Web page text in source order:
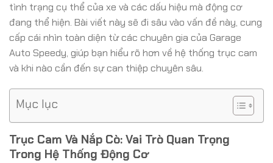
tình trạng cụ thể của xe và các dấu hiệu mà động cơ
đang thể hiện. Bài viết này sẽ đi sâu vào vấn đề này, cung
cấp cái nhìn toàn diện từ các chuyên gia của Garage
Auto Speedy, giúp bạn hiểu rõ hơn về hệ thống trục cam
và khi nào cần đến sự can thiệp chuyên sâu.
Mục lục
Trục Cam Và Nắp Cò: Vai Trò Quan Trọng
Trong Hệ Thống Động Cơ